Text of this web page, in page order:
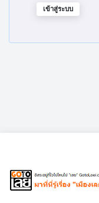
เข้าสู่ระบบ